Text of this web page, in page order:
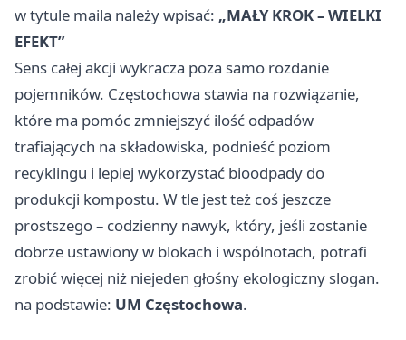
w tytule maila należy wpisać: „MAŁY KROK – WIELKI
EFEKT”
Sens całej akcji wykracza poza samo rozdanie
pojemników. Częstochowa stawia na rozwiązanie,
które ma pomóc zmniejszyć ilość odpadów
trafiających na składowiska, podnieść poziom
recyklingu i lepiej wykorzystać bioodpady do
produkcji kompostu. W tle jest też coś jeszcze
prostszego – codzienny nawyk, który, jeśli zostanie
dobrze ustawiony w blokach i wspólnotach, potrafi
zrobić więcej niż niejeden głośny ekologiczny slogan.
na podstawie: UM Częstochowa.